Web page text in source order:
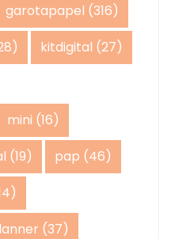
garotapapel (316)
kitdigital (27)
mini (16)
(19) pap (46)
(37)